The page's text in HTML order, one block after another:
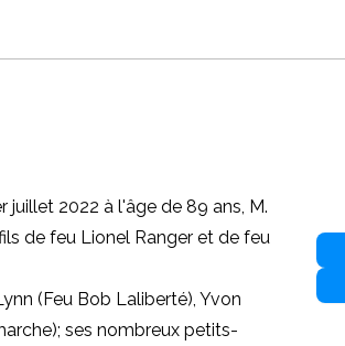
juillet 2022 à l'âge de 89 ans, M.
de feu Lionel Ranger et de feu
(Feu Bob Laliberté), Yvon
ses nombreux petits-